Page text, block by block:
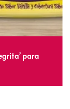
para